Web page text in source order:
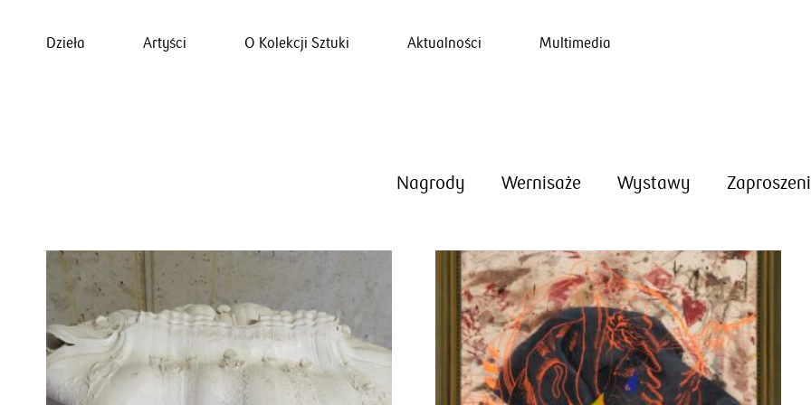
Dzieła Artyści O Kolekcji Sztuki Aktualności Multimedia
Nagrody Wernisaże Wystawy